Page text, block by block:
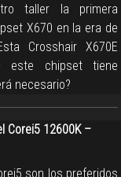
taller la primera
X670 en la era de
Crosshair X670E
chipset tiene
necesario?
Corei5 12600K –
son los preferidos